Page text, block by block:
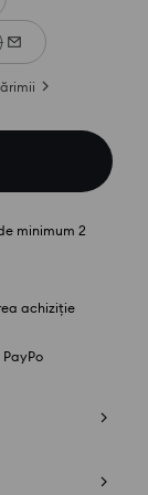
minimum 2
achiziție